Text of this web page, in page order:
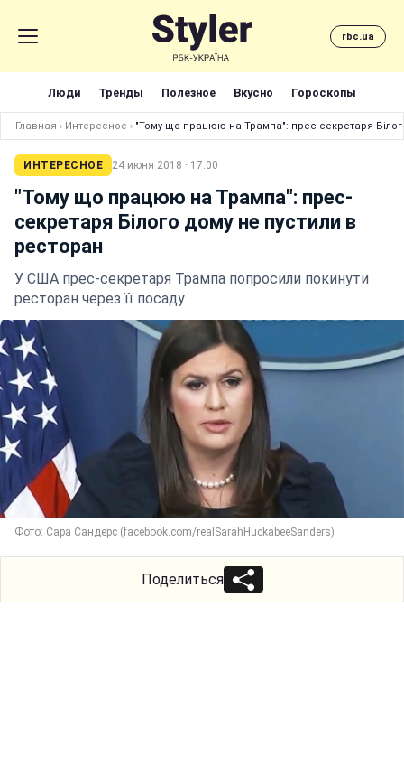
rbc.ua
Люди Тренды Полезное Вкусно Гороскопы
Главная › Интересное › "Тому що працюю на Трампа": прес-секретаря
ИНТЕРЕСНОЕ 24 июня 2018 · 17:00
"Тому що працюю на Трампа": прес-
секретаря Білого дому не пустили в
ресторан
У США прес-секретаря Трампа попросили покинути
ресторан через її посаду
Фото: Сара Сандерс (facebook.com/realSarahHuckabeeSanders)
Поделиться